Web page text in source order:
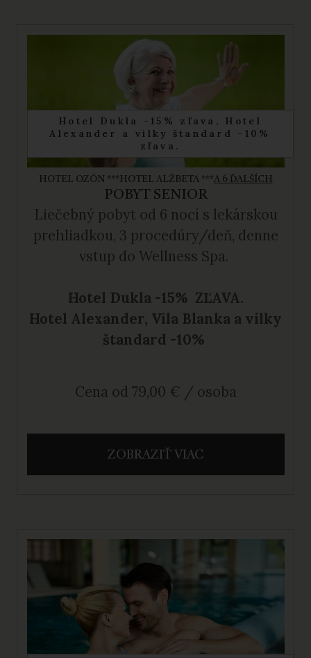
Hotel Dukla -15% zľava, Hotel
Alexander a vilky štandard -10%
zľava.
HOTEL OZÓN ***HOTEL ALŽBETA ***A 6 ĎALŠÍCH
POBYT SENIOR
Liečebný pobyt od 6 nocí s lekárskou
prehliadkou, 3 procedúry/deň, denne
vstup do Wellness Spa.
Hotel Dukla -15% ZĽAVA.
Hotel Alexander, Vila Blanka a vilky
štandard -10%
Cena od 79,00 € / osoba
ZOBRAZIŤ VIAC